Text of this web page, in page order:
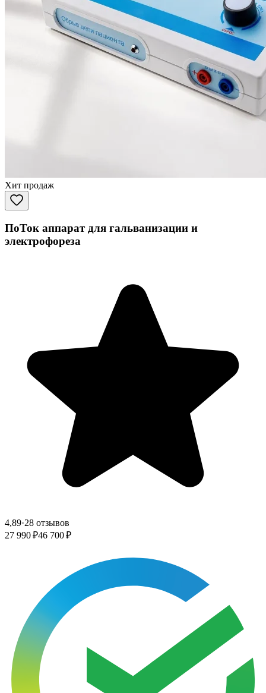
Хит продаж
ПоТок аппарат для гальванизации и
электрофореза
4,89·28 отзывов
27 990 ₽46 700 ₽